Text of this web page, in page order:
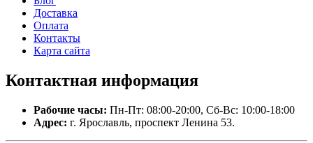
Доставка
Оплата
Контакты
Карта сайта
Контактная информация
Рабочие часы: Пн-Пт: 08:00-20:00, Сб-Вс: 10:00-18:00
Адрес: г. Ярославль, проспект Ленина 53.